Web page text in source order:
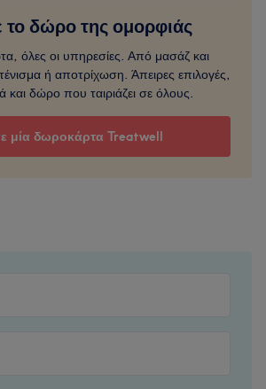
το δώρο της ομορφιάς
όλες οι υπηρεσίες. Από μασάζ και
ή αποτρίχωση. Άπειρες επιλογές,
και δώρο που ταιριάζει σε όλους.
μία δωροκάρτα Treatwell